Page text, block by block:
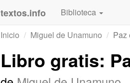
textos.info Biblioteca
Inicio
Miguel de Unamuno Paz
Libro gratis: